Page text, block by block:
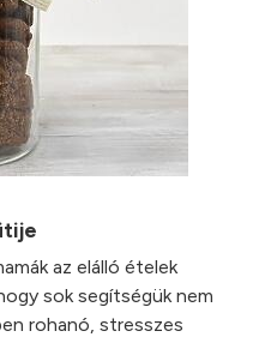
az elálló ételek
sok segítségük nem
rohanó, stresszes